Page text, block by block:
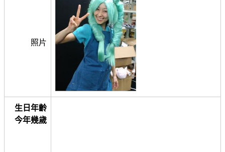
照片
生日年齡
今年幾歲